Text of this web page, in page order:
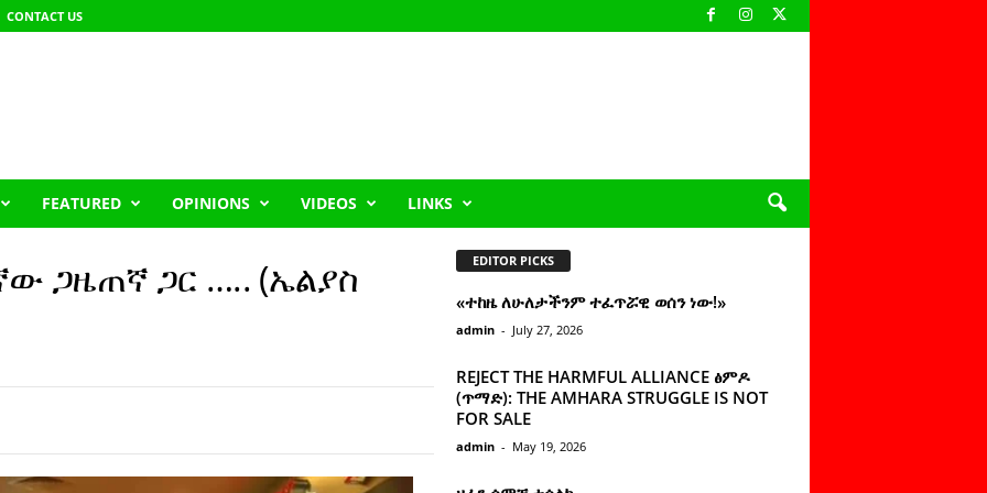
CONTACT US
FEATURED OPINIONS VIDEOS LINKS
ጋዜጠኛ ጋር ….. (ኤልያስ
EDITOR PICKS
«ተከዜ ለሁለታችንም ተፈጥሯዊ ወሰን ነው!»
admin - July 27, 2026
REJECT THE HARMFUL ALLIANCE ፅምዶ
(ጥማድ): THE AMHARA STRUGGLE IS NOT
FOR SALE
admin - May 19, 2026